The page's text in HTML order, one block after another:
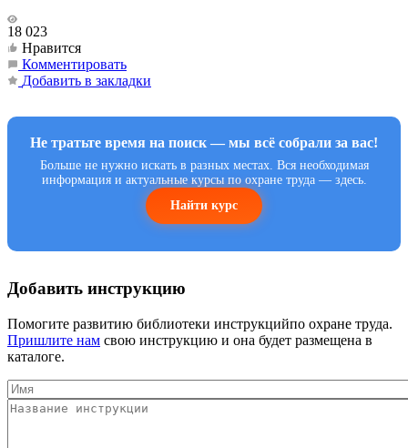
18 023
Нравится
Комментировать
Добавить в закладки
Не тратьте время на поиск — мы всё собрали за вас!
Больше не нужно искать в разных местах. Вся необходимая
информация и актуальные курсы по охране труда — здесь.
Найти курс
Добавить инструкцию
Помогите развитию библиотеки инструкцийпо охране труда.
Пришлите нам свою инструкцию и она будет размещена в
каталоге.